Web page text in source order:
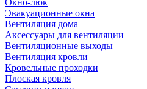
Окно-люк
Эвакуационные окна
Вентиляция дома
Аксессуары для вентиляции
Вентиляционные выходы
Вентиляция кровли
Кровельные проходки
Плоская кровля